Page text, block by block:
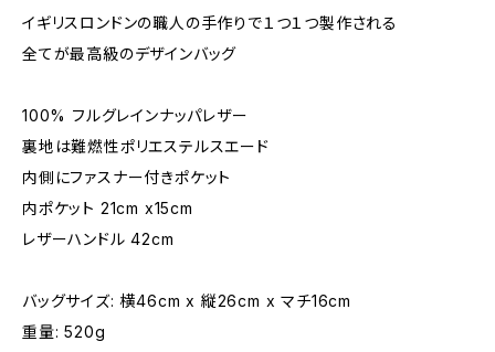
イギリスロンドンの職人の手作りで１つ１つ製作される
全てが最高級のデザインバッグ
100% フルグレインナッパレザー
裏地は難燃性ポリエステルスエード
内側にファスナー付きポケット
内ポケット 21cm x15cm
レザーハンドル 42cm
バッグサイズ: 横46cm x 縦26cm x マチ16cm
重量: 520g